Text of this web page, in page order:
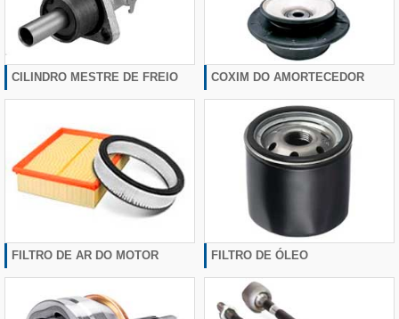
CILINDRO MESTRE DE FREIO COXIM DO AMORTECEDOR
FILTRO DE AR DO MOTOR FILTRO DE ÓLEO